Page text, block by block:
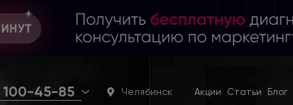
100-45-85 Челябинск Акции Статьи Блог